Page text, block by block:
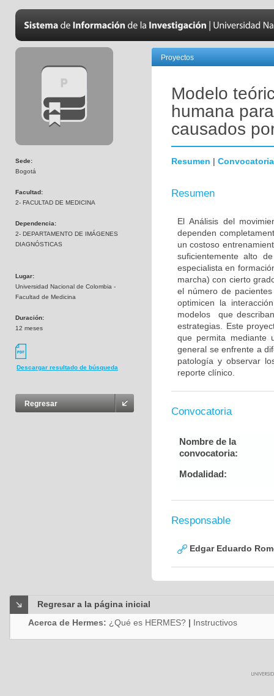
Sede:
Bogotá
Facultad:
2- FACULTAD DE MEDICINA
Dependencia:
2- DEPARTAMENTO DE IMÁGENES
DIAGNÓSTICAS
Lugar:
Universidad Nacional de Colombia -
Facultad de Medicina
Duración:
12 meses
Descargar resultado de búsqueda
Regresar
Proyectos
Modelo
humana
causados
Resumen | Convocatoria
Resumen
El Análisis del
dependen
un costoso
suficientemente alto
especialista en
marcha) con cierto
el número de
optimicen la
modelos que
estrategias. Este
que permita mediante
general se enfrente a
patología y observar
reporte clínico.
Convocatoria
Nombre de la
convocatoria:
Modalidad:
Responsable
Edgar Eduardo
Regresar a la página inicial
Acerca de Hermes: ¿Qué es HERMES? | Instructivos